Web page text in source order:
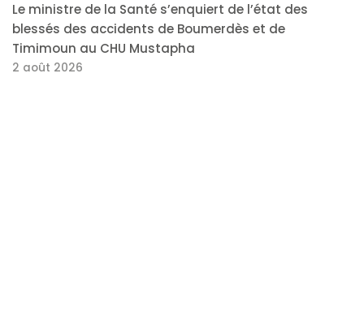
Le ministre de la Santé s’enquiert de l’état des
blessés des accidents de Boumerdès et de
Timimoun au CHU Mustapha
2 août 2026